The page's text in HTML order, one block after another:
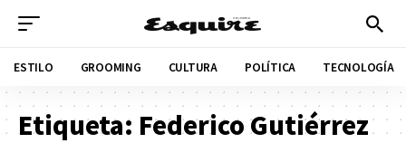
ESTILO GROOMING CULTURA POLÍTICA TECNOLOGÍA
Etiqueta: Federico Gutiérrez